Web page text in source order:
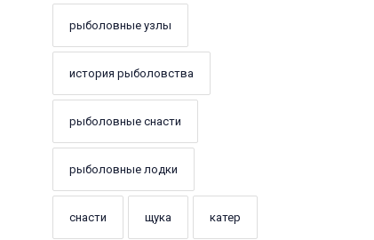
рыболовные узлы
история рыболовства
рыболовные снасти
рыболовные лодки
снасти щука катер